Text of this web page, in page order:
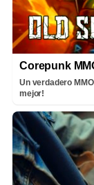
Corepunk
Un verdadero
mejor!